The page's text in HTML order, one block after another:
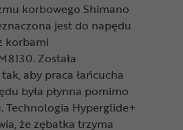
korbowego Shimano
jest do napędu
korbami
Została
aby praca łańcucha
była płynna pomimo
Technologia Hyperglide+
że zębatka trzyma